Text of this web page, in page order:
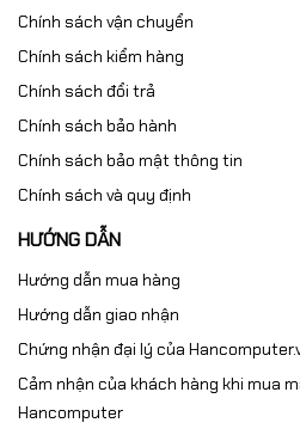
Chính sách vận chuyển
Chính sách kiểm hàng
Chính sách đổi trả
Chính sách bảo hành
Chính sách bảo mật thông tin
Chính sách và quy định
HƯỚNG DẪN
Hướng dẫn mua hàng
Hướng dẫn giao nhận
Chứng nhận đại lý của
Cảm nhận của khách hàng khi mua
Hancomputer